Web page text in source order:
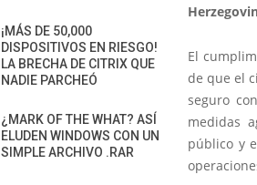
El
de que el
seguro
medidas
público y
¡MÁS DE 50,000
DISPOSITIVOS EN RIESGO!
LA BRECHA DE CITRIX QUE
NADIE PARCHEÓ
¿MARK OF THE WHAT? ASÍ
ELUDEN WINDOWS CON UN
SIMPLE ARCHIVO .RAR